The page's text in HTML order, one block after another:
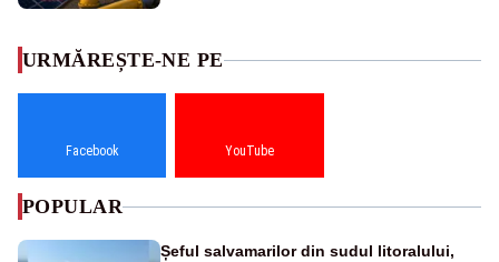
URMĂREȘTE-NE PE
Facebook YouTube
POPULAR
Șeful salvamarilor din sudul litoralului,